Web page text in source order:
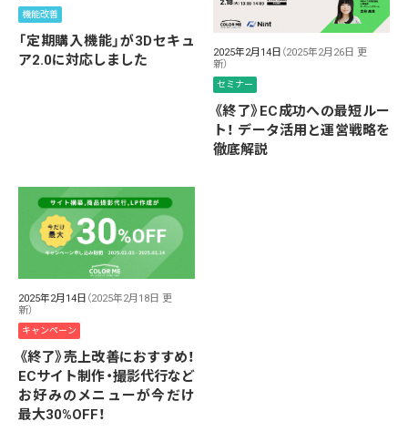
機能改善
「定期購入機能」が3Dセキュ
ア2.0に対応しました
2025年2月14日 （2025年2月26日 更
新）
セミナー
《終了》EC成功への最短ルー
ト！ データ活用と運営戦略を
徹底解説
2025年2月14日 （2025年2月18日 更
新）
キャンペーン
《終了》売上改善におすすめ！
ECサイト制作・撮影代行など
お好みのメニューが今だけ
最大30%OFF！